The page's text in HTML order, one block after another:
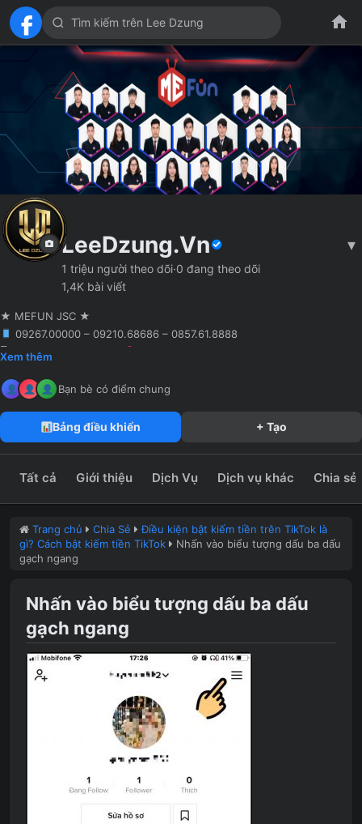
LeeDzung.Vn ▾
1 triệu người theo dõi·0 đang theo dõi
1,4K bài viết
★ MEFUN JSC ★
09267.00000 – 09210.68686 – 0857.61.8888
🖥 Agency truyền thông
leedzung.vn
Xem thêm
Bạn bè có điểm chung
Bảng điều khiển + Tạo
Tất cả Giới thiệu Dịch Vụ Dịch vụ khác Chia sẻ
Trang chủ Chia Sẻ
Điều kiện bật kiếm tiền trên TikTok là
gì? Cách bật kiếm tiền TikTok
Nhấn vào biểu tượng dấu ba dấu
gạch ngang
Nhấn vào biểu tượng dấu ba dấu
gạch ngang